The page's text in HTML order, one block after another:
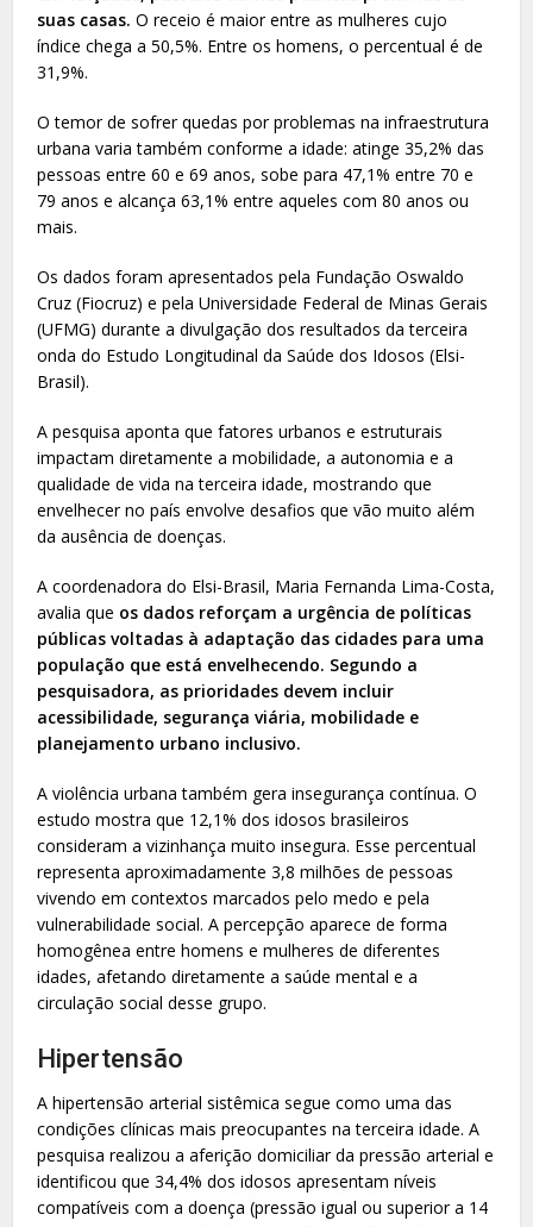
suas casas. O receio é maior entre as mulheres cujo
índice chega a 50,5%. Entre os homens, o percentual é de
31,9%.
O temor de sofrer quedas por problemas na infraestrutura
urbana varia também conforme a idade: atinge 35,2% das
pessoas entre 60 e 69 anos, sobe para 47,1% entre 70 e
79 anos e alcança 63,1% entre aqueles com 80 anos ou
mais.
Os dados foram apresentados pela Fundação Oswaldo
Cruz (Fiocruz) e pela Universidade Federal de Minas Gerais
(UFMG) durante a divulgação dos resultados da terceira
onda do Estudo Longitudinal da Saúde dos Idosos (Elsi-
Brasil).
A pesquisa aponta que fatores urbanos e estruturais
impactam diretamente a mobilidade, a autonomia e a
qualidade de vida na terceira idade, mostrando que
envelhecer no país envolve desafios que vão muito além
da ausência de doenças.
A coordenadora do Elsi-Brasil, Maria Fernanda Lima-Costa,
avalia que os dados reforçam a urgência de políticas
públicas voltadas à adaptação das cidades para uma
população que está envelhecendo. Segundo a
pesquisadora, as prioridades devem incluir
acessibilidade, segurança viária, mobilidade e
planejamento urbano inclusivo.
A violência urbana também gera insegurança contínua. O
estudo mostra que 12,1% dos idosos brasileiros
consideram a vizinhança muito insegura. Esse percentual
representa aproximadamente 3,8 milhões de pessoas
vivendo em contextos marcados pelo medo e pela
vulnerabilidade social. A percepção aparece de forma
homogênea entre homens e mulheres de diferentes
idades, afetando diretamente a saúde mental e a
circulação social desse grupo.
Hipertensão
A hipertensão arterial sistêmica segue como uma das
condições clínicas mais preocupantes na terceira idade. A
pesquisa realizou a aferição domiciliar da pressão arterial e
identificou que 34,4% dos idosos apresentam níveis
compatíveis com a doença (pressão igual ou superior a 14